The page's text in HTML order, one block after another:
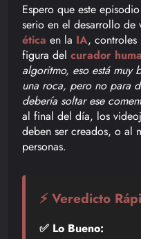
Espero que este
serio en el desarrollo de
ética en la IA, controles
figura del curador
algoritmo, eso está muy
una roca, pero no para
debería soltar ese
al final del día, los
deben ser creados, o al
personas.
⚡ Veredicto
✅ Lo Bueno: